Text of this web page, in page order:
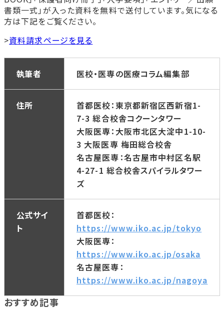
書類一式」が入った資料を無料で送付しています。気になる
方は下記をご覧ください。
>資料請求ページを見る
執筆者 医校・医専の医療コラム編集部
住所
首都医校：東京都新宿区西新宿1-
7-3 総合校舎コクーンタワー
大阪医専：大阪市北区大淀中1-10-
3 大阪医専 梅田総合校舎
名古屋医専：名古屋市中村区名駅
4-27-1 総合校舎スパイラルタワー
ズ
公式サイ
ト
首都医校：
https://www.iko.ac.jp/tokyo
大阪医専：
https://www.iko.ac.jp/osaka
名古屋医専：
https://www.iko.ac.jp/nagoya
おすすめ記事